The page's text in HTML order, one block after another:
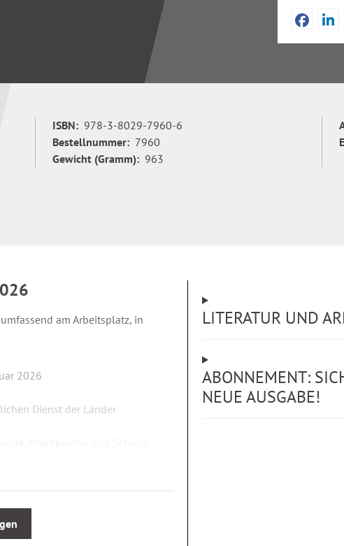
ISBN: 978-3-8029-7960-6
Bestellnummer: 7960
Gewicht (Gramm): 963
am Arbeitsplatz, in
2026
Dienst der Länder
zwischen TdL und
Altersversorgung und zum
LITERATUR UND
ABONNEMENT:
NEUE AUSGABE!